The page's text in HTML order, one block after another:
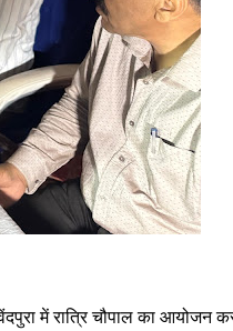
में रात्रि चौपाल का आयोजन कर